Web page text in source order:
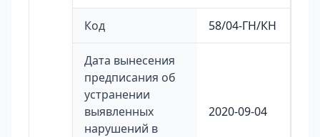
Код 58/04-ГН/КН
Дата вынесения
предписания об
устранении
выявленных
нарушений в
2020-09-04